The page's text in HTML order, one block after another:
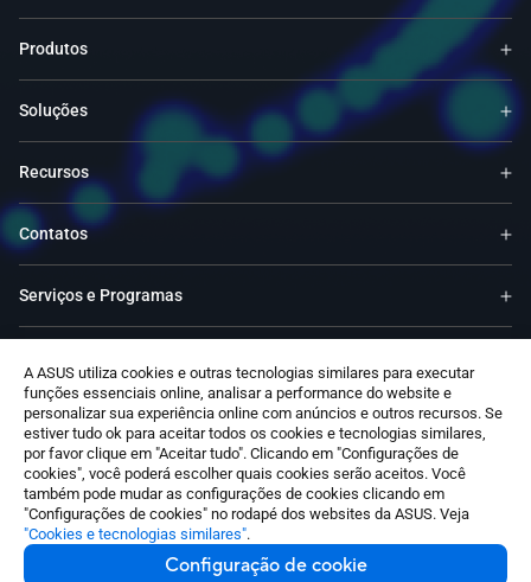
A ASUS utiliza cookies e outras tecnologias similares para executar
funções essenciais online, analisar a performance do website e
personalizar sua experiência online com anúncios e outros recursos. Se
estiver tudo ok para aceitar todos os cookies e tecnologias similares,
por favor clique em "Aceitar tudo". Clicando em "Configurações de
cookies", você poderá escolher quais cookies serão aceitos. Você
também pode mudar as configurações de cookies clicando em
"Configurações de cookies" no rodapé dos websites da ASUS. Veja
"Cookies e tecnologias similares".
Configuração de cookie
Produtos
Soluções
Recursos
Contatos
Serviços e Programas
Software
Portugal / Português